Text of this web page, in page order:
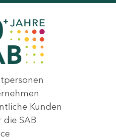
Kunden
die SAB